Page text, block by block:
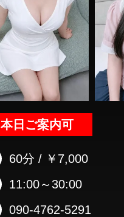
本日ご案内可
60分 / ￥7,000
11:00～30:00
090-4762-5291